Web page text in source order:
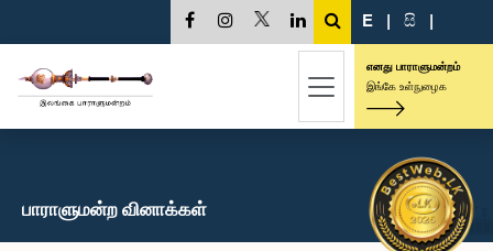
E | සි |
எனது பாராளுமன்றம்
இங்கே உள்நுழைக
பாராளுமன்ற வினாக்கள்